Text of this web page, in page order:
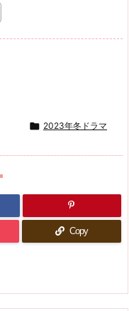
 2023年冬ドラマ
Copy